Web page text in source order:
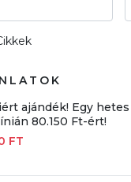
ajándék! Egy hetes
80.150 Ft-ért!
FT